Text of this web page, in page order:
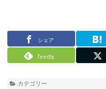
シェア
feedly
カテゴリー